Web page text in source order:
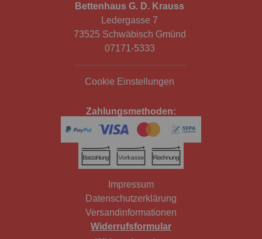
Bettenhaus G. D. Krauss
Ledergasse 7
73525 Schwäbisch Gmünd
07171-5333
Cookie Einstellungen
Zahlungsmethoden:
Impressum
Datenschutzerklärung
Versandinformationen
Widerrufsformular